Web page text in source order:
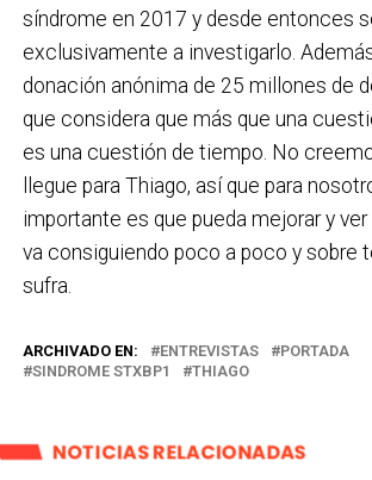
síndrome en 2017 y desde entonces
exclusivamente a investigarlo.
donación anónima de 25 millones de
que considera que más que una
es una cuestión de tiempo. No
llegue para Thiago, así que para
importante es que pueda mejorar y
va consiguiendo poco a poco y sobre
sufra.
ARCHIVADO EN: ENTREVISTAS
PORTADA
SINDROME STXBP1
THIAGO
NOTICIAS RELACIONADAS